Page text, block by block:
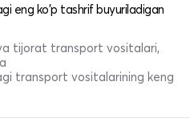
eng ko'p tashrif buyuriladigan
tijorat transport vositalari,
transport vositalarining keng